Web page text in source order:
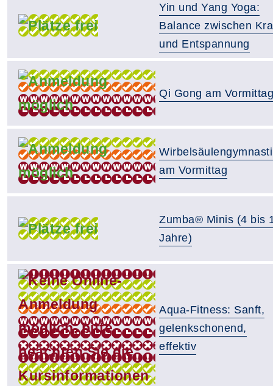
Yin und Yang Yoga:
Balance zwischen
und Entspannung
Qi Gong am Vormittag
am Vormittag
Zumba® Minis (4 bis
Jahre)
Aqua-Fitness: Sanft,
gelenkschonend,
effektiv